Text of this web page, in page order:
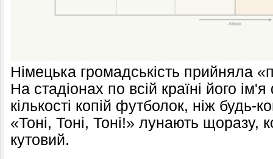
Німецька громадськість прийняла
На стадіонах по всій країні його
кількості копій футболок, ніж будь-
«Тоні, Тоні, Тоні!» лунають щоразу,
кутовий.